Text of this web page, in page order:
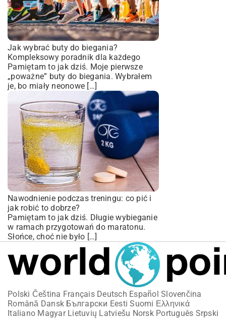
Jak wybrać buty do biegania?
Kompleksowy poradnik dla każdego
Pamiętam to jak dziś. Moje pierwsze
„poważne” buty do biegania. Wybrałem
je, bo miały neonowe […]
Nawodnienie podczas treningu: co pić i
jak robić to dobrze?
Pamiętam to jak dziś. Długie wybieganie
w ramach przygotowań do maratonu.
Słońce, choć nie było […]
Polski Čeština Français Deutsch Español Slovenčina
Română Dansk Български Eesti Suomi Ελληνικά
Italiano Magyar Lietuvių Latviešu Norsk Português Srpski